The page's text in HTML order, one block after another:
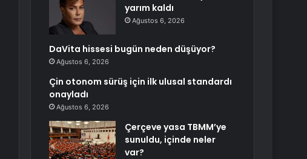
yarım kaldı
Ağustos 6, 2026
DaVita hissesi bugün neden düşüyor?
Ağustos 6, 2026
Çin otonom sürüş için ilk ulusal standardı
onayladı
Ağustos 6, 2026
Çerçeve yasa TBMM’ye
sunuldu, içinde neler
var?